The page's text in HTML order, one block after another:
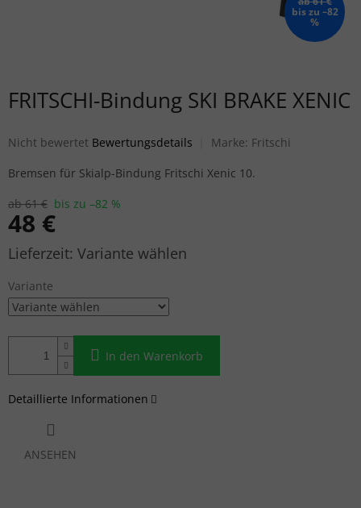
bis zu –82
%
FRITSCHI-Bindung SKI BRAKE XENIC
Die durchschnittliche Produktbewertung ist 0,0 von 5 Sternen.
Nicht bewertet Bewertungsdetails Marke: Fritschi
ab 61 € bis zu –82 %
48 €
Verkaufspreis:Variante wählen
Variante
In den Warenkorb
Bremsen für Skialp-Bindung Fritschi Xenic 10.
Detaillierte Informationen
ANSEHEN